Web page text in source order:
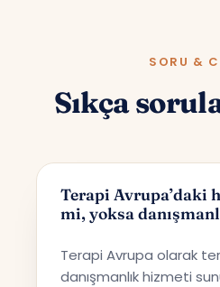
SORU &
Sıkça
Terapi Avrupa’daki
mi, yoksa
Terapi Avrupa olarak
danışmanlık hizmeti